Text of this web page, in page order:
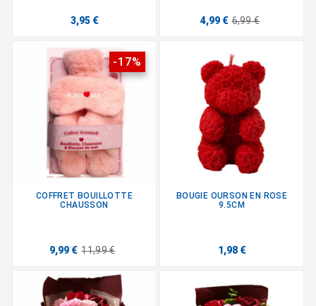
3,95 € 4,99 € 6,99 €
-17%
COFFRET BOUILLOTTE
CHAUSSON
9,99 € 11,99 €
BOUGIE OURSON EN ROSE
9.5CM
1,98 €